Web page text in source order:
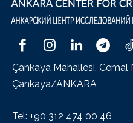
Çankaya Mahallesi, Cemal
Çankaya/ANKARA
Tel: +90 312 474 00 46